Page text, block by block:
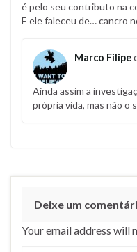
é pelo seu contributo na
E ele faleceu de… cancro
Marco Filipe
Ainda assim a
própria vida, mas não o
Deixe um
Your email address will